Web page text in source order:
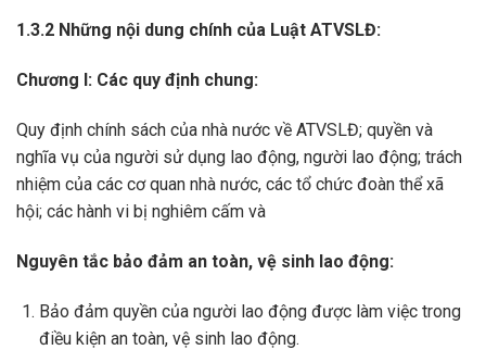
1.3.2 Những nội dung chính của Luật ATVSLĐ:
Chương I: Các quy định chung:
Quy định chính sách của nhà nước về ATVSLĐ; quyền và
nghĩa vụ của người sử dụng lao động, người lao động; trách
nhiệm của các cơ quan nhà nước, các tổ chức đoàn thể xã
hội; các hành vi bị nghiêm cấm và
Nguyên tắc bảo đảm an toàn, vệ sinh lao động:
Bảo đảm quyền của người lao động được làm việc trong
điều kiện an toàn, vệ sinh lao động.